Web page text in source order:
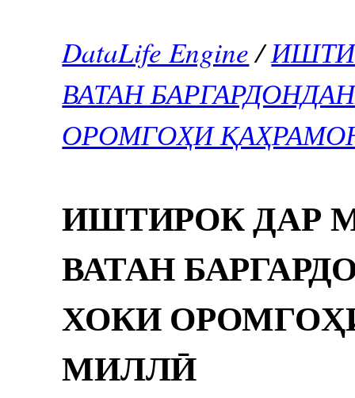
DataLife Engine/
ВАТАН
ОРОМГОҲИ
ИШТИРОК ДАР
ВАТАН
ХОКИ
МИЛЛӢ